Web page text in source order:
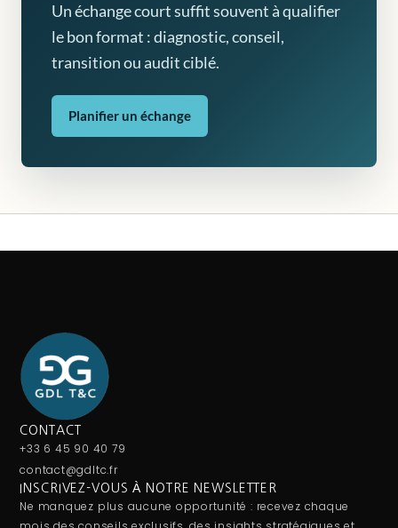
Un échange court suffit souvent à qualifier
le bon format : diagnostic, conseil,
transition ou audit ciblé.
Planifier un échange
CONTACT
+33 6 45 90 40 79
contact@gdltc.fr
INSCRIVEZ-VOUS À NOTRE NEWSLETTER
Ne manquez plus aucune opportunité : recevez chaque